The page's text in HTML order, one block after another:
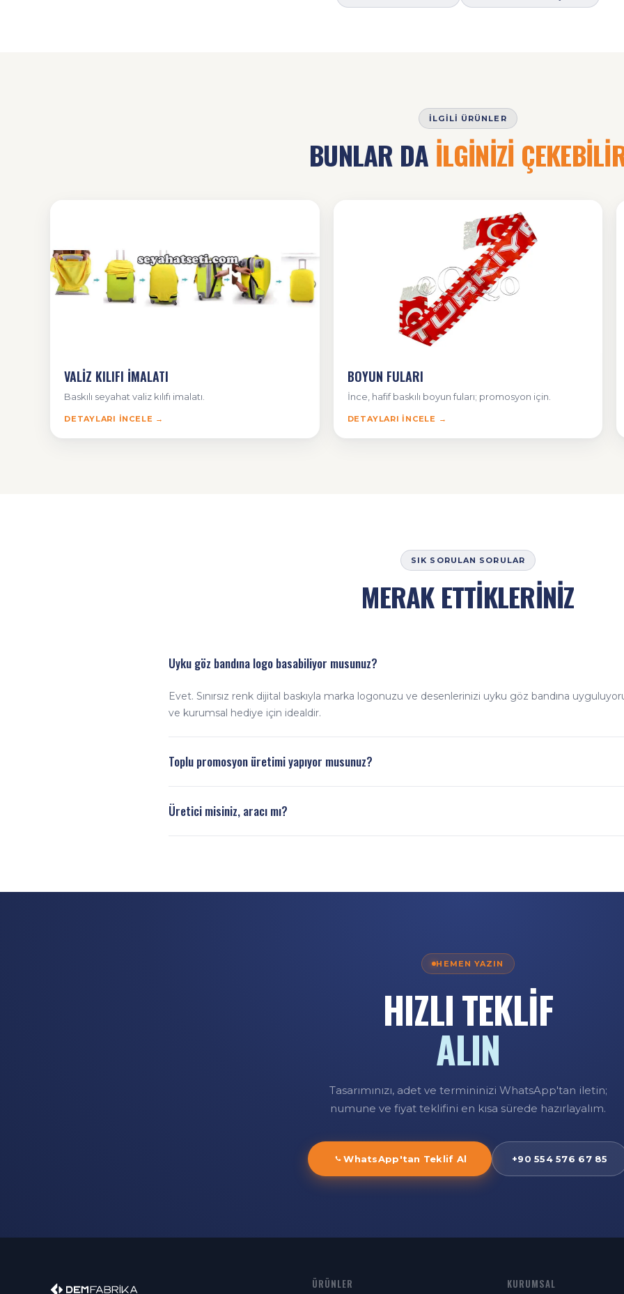
İLGILI ÜRÜNLER
BUNLAR DA İLGİNİZİ
VALİZ KILIFI İMALATI
Baskılı seyahat valiz kılıfı imalatı.
DETAYLARI İNCELE →
BOYUN FULARI
İnce, hafif baskılı boyun fuları; promosyon için.
DETAYLARI İNCELE →
SIK SORULAN SORULAR
MERAK ETTİKLERİNİZ
Uyku göz bandına logo basabiliyor musunuz?
Evet. Sınırsız renk dijital baskıyla marka logonuzu ve desenlerinizi uyku göz bandına
ve kurumsal hediye için idealdir.
Toplu promosyon üretimi yapıyor musunuz?
Üretici misiniz, aracı mı?
HEMEN YAZIN
HIZLI TEKLİF
ALIN
Tasarımınızı, adet ve termininizi WhatsApp'tan iletin;
numune ve fiyat teklifini en kısa sürede hazırlayalım.
WhatsApp'tan Teklif Al +90 554 576 67 85
ÜRÜNLER KURUMSAL